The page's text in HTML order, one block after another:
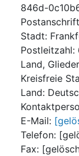
846d-
Postanschrift
Stadt:
Postleitzahl:
Land,
Kreisfreie
Land:
E-Mail:
Telefon:
Fax: